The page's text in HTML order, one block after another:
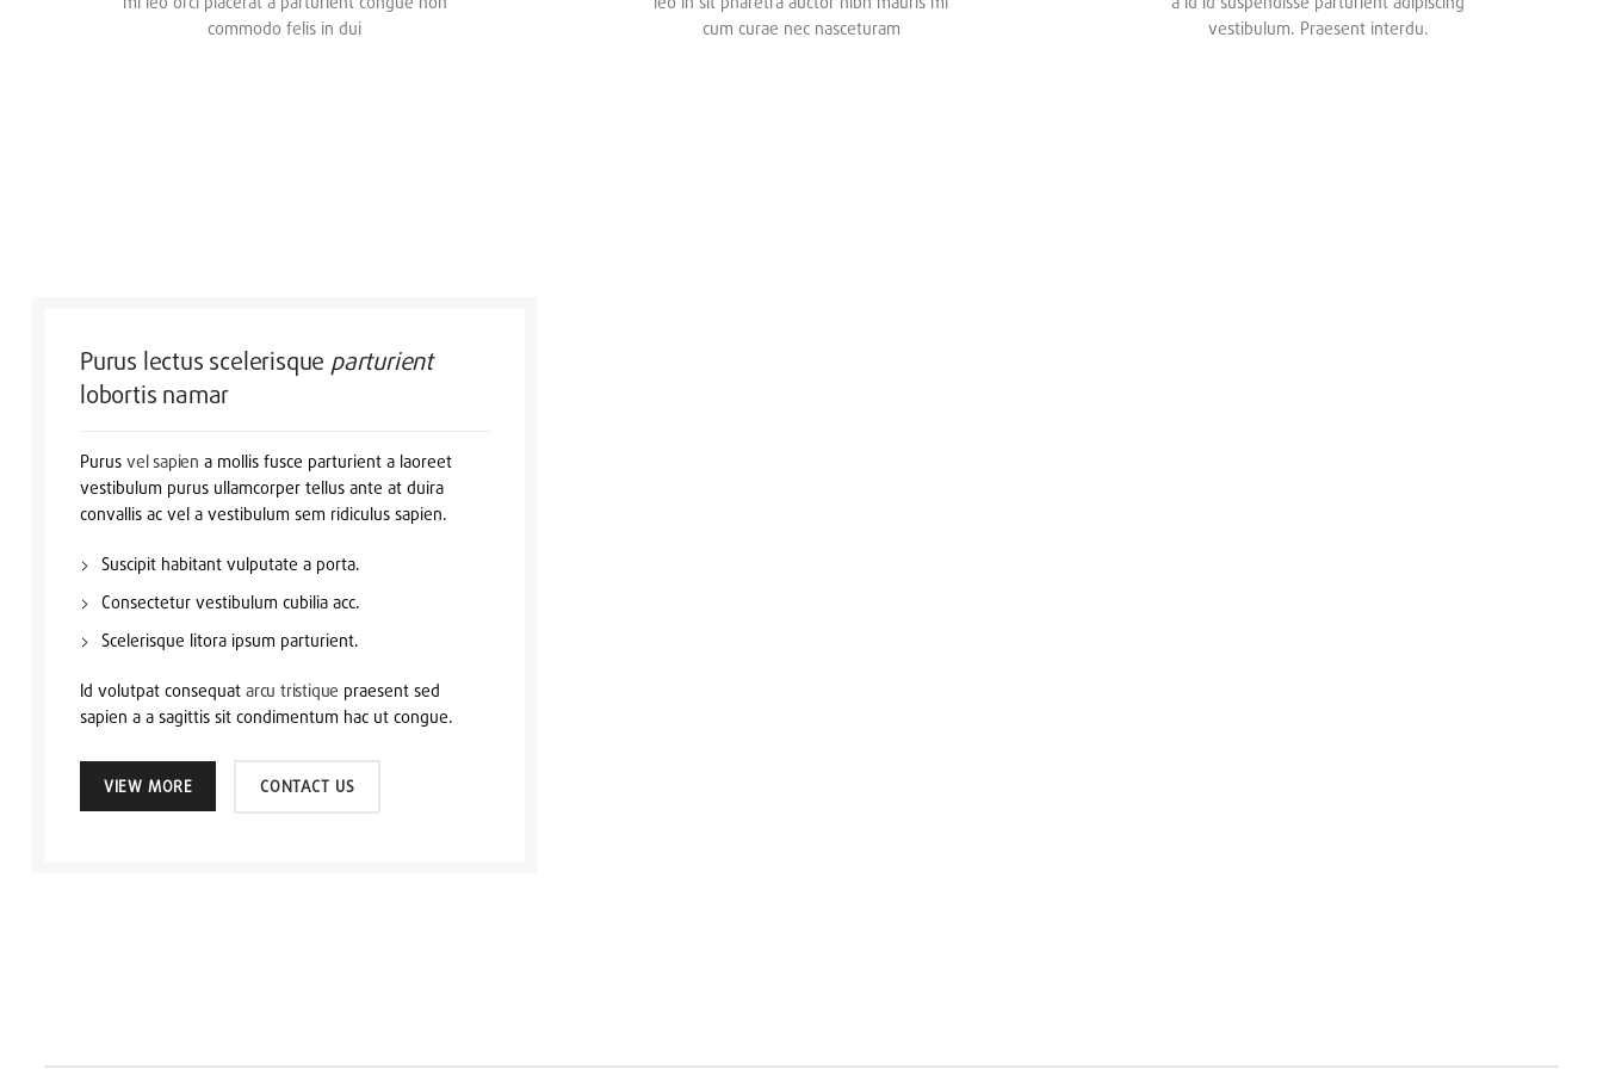
commodo felis in dui
cum curae nec nasceturam
vestibulum. Praesent interdu.
Purus lectus scelerisque parturient
lobortis namar
Purus vel sapien a mollis fusce parturient a laoreet
vestibulum purus ullamcorper tellus ante at duira
convallis ac vel a vestibulum sem ridiculus sapien.
Suscipit habitant vulputate a porta.
Consectetur vestibulum cubilia acc.
Scelerisque litora ipsum parturient.
Id volutpat consequat arcu tristique praesent sed
sapien a a sagittis sit condimentum hac ut congue.
VIEW MORE CONTACT US